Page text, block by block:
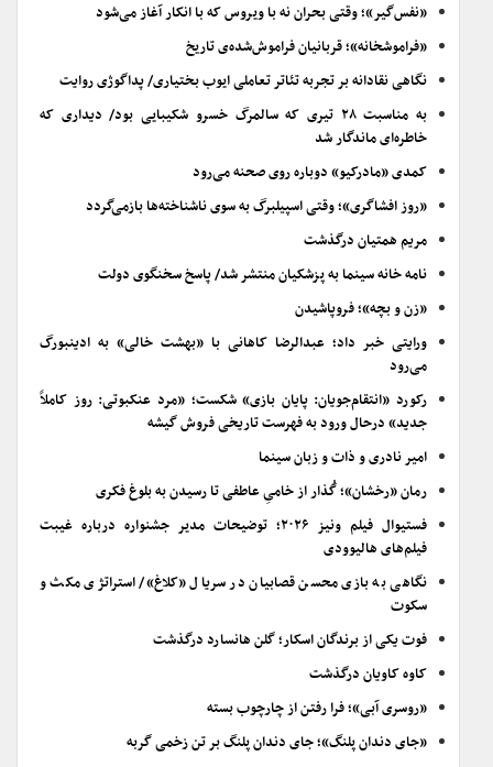
«نفس‌گیر»؛ وقتی بحران نه با ویروس که با انکار آغاز می‌شود
«فراموشخانه»؛ قربانیان فراموش‌شده‌ی تاریخ
نگاهی نقادانه بر تجربه تئاتر تعاملی ایوب بختیاری/ پداگوژی روایت
به مناسبت ۲۸ تیری که سالمرگ خسرو شکیبایی بود/ دیداری که
خاطره‌ای ماندگار شد
کمدی «مادرکیو» دوباره روی صحنه می‌رود
«روز افشاگری»؛ وقتی اسپیلبرگ به سوی ناشناخته‌ها بازمی‌گردد
مریم همتیان درگذشت
نامه خانه سینما به پزشکیان منتشر شد/ پاسخ سخنگوی دولت
«زن و بچه»؛ فروپاشیدن
ورایتی خبر داد؛ عبدالرضا کاهانی با «بهشت خالی» به ادینبورگ
می‌رود
رکورد «انتقام‌جویان: پایان بازی» شکست؛ «مرد عنکبوتی: روز کاملاً
جدید» درحال ورود به فهرست تاریخی فروش گیشه
امیر نادری و ذات و زبان سینما
رمان «رخشان»؛ گُذار از خامیِ عاطفی تا رسیدن به بلوغ فکری
فستیوال فیلم ونیز ۲۰۲۶؛ توضیحات مدیر جشنواره درباره غیبت
فیلم‌های هالیوودی
نگاهی به بازی محسن قصابیان در سریال «کلاغ»/ استراتژی مکث و
سکوت
فوت یکی از برندگان اسکار؛ گلن هانسارد درگذشت
کاوه کاویان درگذشت
«روسری آبی»؛ فرا رفتن از چارچوب بسته
«جای دندان پلنگ»؛ جای دندان پلنگ بر تن زخمی گربه